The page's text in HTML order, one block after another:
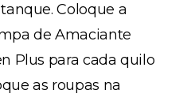
Coloque a
de Amaciante
Plus para cada quilo
as roupas na